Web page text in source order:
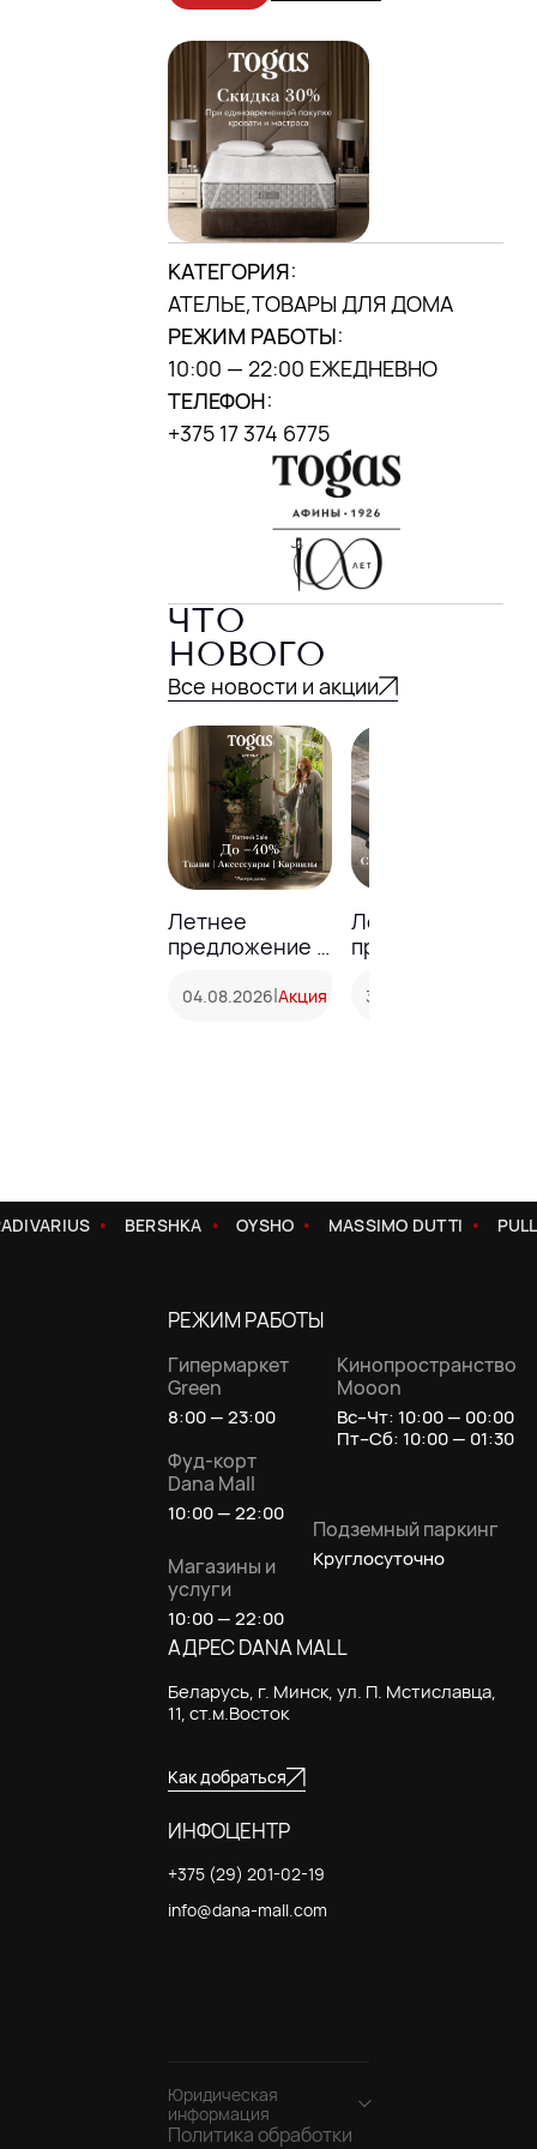
МЫ В INSTAGRAM
DANA MALL, 2025
КАТЕГОРИЯ:
АТЕЛЬЕ,ТОВАРЫ ДЛЯ ДОМА
РЕЖИМ РАБОТЫ:
10:00 — 22:00 ЕЖЕДНЕВНО
ТЕЛЕФОН:
+375 17 374 6775
ЧТО
НОВОГО
Все новости и акции
Летнее
предложение в
04.08.2026|Акция
Летнее
предложение
Togas
31.07.2026
BERSHKA OYSHO MASSIMO DUTTI
РЕЖИМ РАБОТЫ
Гипермаркет
Green
8:00 — 23:00
Фуд-корт
Dana Mall
10:00 — 22:00
Магазины и
услуги
10:00 — 22:00
Подземный паркинг
Круглосуточно
Кинопространство
Mooon
Вс–Чт: 10:00 — 00:00
Пт–Сб: 10:00 — 01:30
АДРЕС DANA MALL
Беларусь, г. Минск, ул. П. Мстиславца,
11, ст.м.Восток
Как добраться
ИНФОЦЕНТР
+375 (29) 201-02-19
info@dana-mall.com
Юридическая
информация
Политика обработки